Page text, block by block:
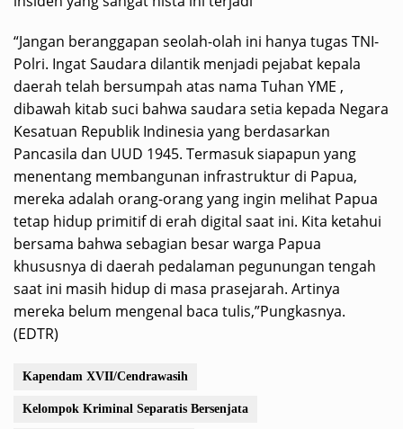
“Jangan beranggapan seolah-olah ini hanya tugas TNI-
Polri. Ingat Saudara dilantik menjadi pejabat kepala
daerah telah bersumpah atas nama Tuhan YME ,
dibawah kitab suci bahwa saudara setia kepada Negara
Kesatuan Republik Indinesia yang berdasarkan
Pancasila dan UUD 1945. Termasuk siapapun yang
menentang membangunan infrastruktur di Papua,
mereka adalah orang-orang yang ingin melihat Papua
tetap hidup primitif di erah digital saat ini. Kita ketahui
bersama bahwa sebagian besar warga Papua
khususnya di daerah pedalaman pegunungan tengah
saat ini masih hidup di masa prasejarah. Artinya
mereka belum mengenal baca tulis,”Pungkasnya.
(EDTR)
Kapendam XVII/Cendrawasih
Kelompok Kriminal Separatis Bersenjata